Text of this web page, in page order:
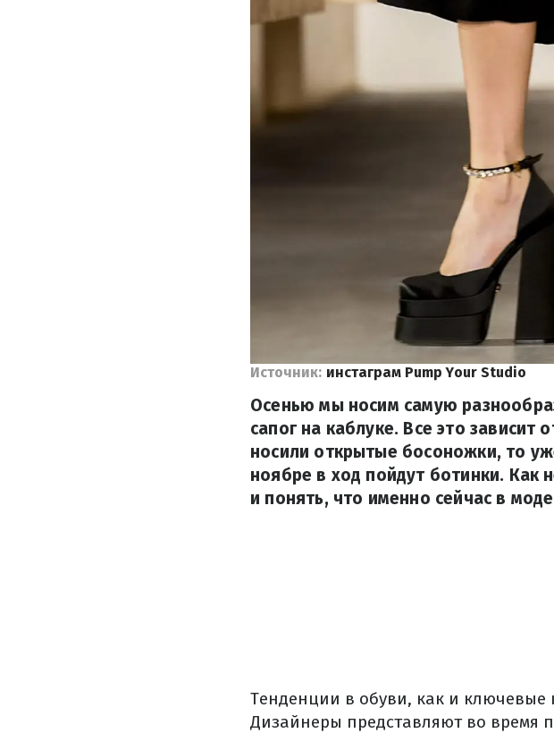
Источник: инстаграм Pump Your Studio
Осенью мы носим самую
сапог на каблуке. Все это
носили открытые босоножки, то
ноябре в ход пойдут ботинки. Как
и понять, что именно сейчас в
Тенденции в обуви, как и ключевые
Дизайнеры представляют во время